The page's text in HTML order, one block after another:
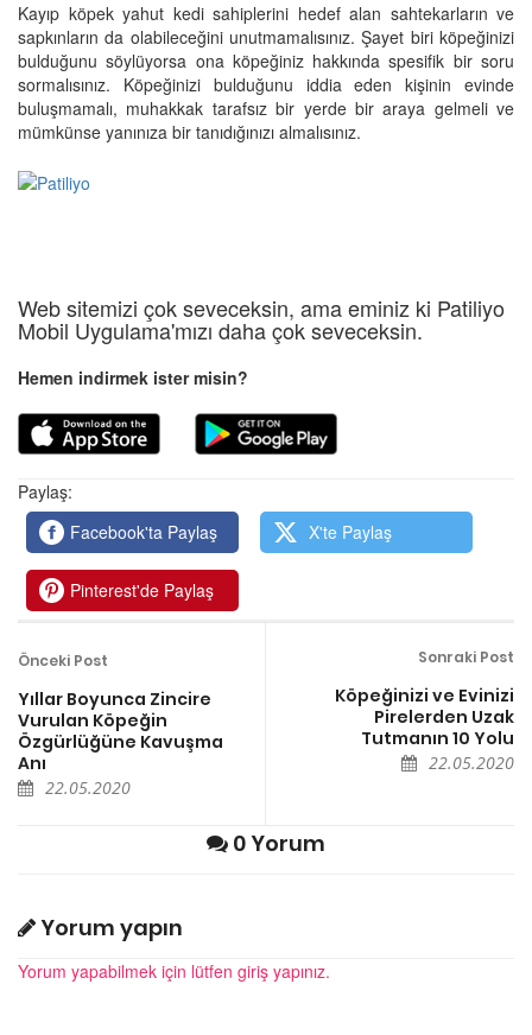
Kayıp köpek yahut kedi sahiplerini hedef alan sahtekarların ve
sapkınların da olabileceğini unutmamalısınız. Şayet biri köpeğinizi
bulduğunu söylüyorsa ona köpeğiniz hakkında spesifik bir soru
sormalısınız. Köpeğinizi bulduğunu iddia eden kişinin evinde
buluşmamalı, muhakkak tarafsız bir yerde bir araya gelmeli ve
mümkünse yanınıza bir tanıdığınızı almalısınız.
Web sitemizi çok seveceksin, ama eminiz ki Patiliyo
Mobil Uygulama'mızı daha çok seveceksin.
Hemen indirmek ister misin?
Paylaş:
Facebook'ta Paylaş
X'te Paylaş
Pinterest'de Paylaş
Önceki Post
Yıllar Boyunca Zincire
Vurulan Köpeğin
Özgürlüğüne Kavuşma
Anı
22.05.2020
Sonraki Post
Köpeğinizi ve Evinizi
Pirelerden Uzak
Tutmanın 10 Yolu
22.05.2020
0 Yorum
Yorum yapın
Yorum yapabilmek için lütfen giriş yapınız.